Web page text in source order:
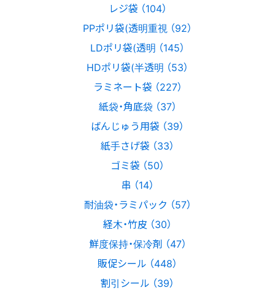
レジ袋 （104）
PPポリ袋(透明重視 （92）
LDポリ袋(透明 （145）
HDポリ袋(半透明 （53）
ラミネート袋 （227）
紙袋・角底袋 （37）
ばんじゅう用袋 （39）
紙手さげ袋 （33）
ゴミ袋 （50）
串 （14）
耐油袋・ラミパック （57）
経木・竹皮 （30）
鮮度保持・保冷剤 （47）
販促シール （448）
割引シール （39）